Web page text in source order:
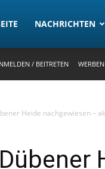
NACHRICHTEN
/ BEITRETEN
Heide nachgewiesen –